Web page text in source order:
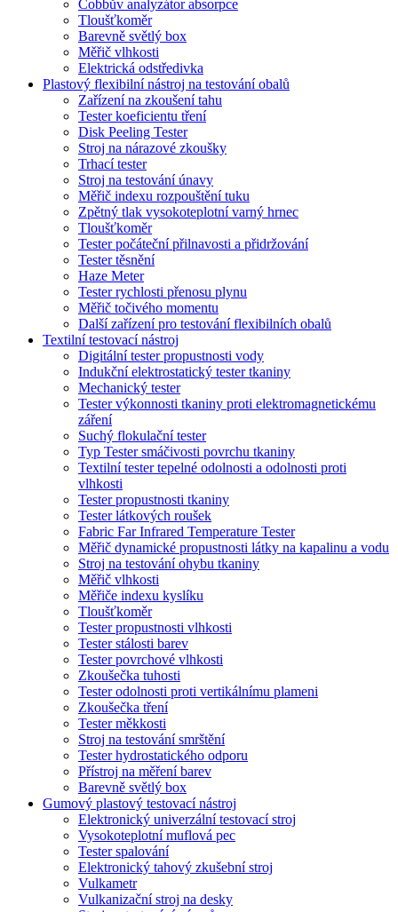
Cobbův analyzátor absorpce
Tloušťkoměr
Barevně světlý box
Měřič vlhkosti
Elektrická odstředivka
Plastový flexibilní nástroj na testování obalů
Zařízení na zkoušení tahu
Tester koeficientu tření
Disk Peeling Tester
Stroj na nárazové zkoušky
Trhací tester
Stroj na testování únavy
Měřič indexu rozpouštění tuku
Zpětný tlak vysokoteplotní varný hrnec
Tloušťkoměr
Tester počáteční přilnavosti a přidržování
Tester těsnění
Haze Meter
Tester rychlosti přenosu plynu
Měřič točivého momentu
Další zařízení pro testování flexibilních obalů
Textilní testovací nástroj
Digitální tester propustnosti vody
Indukční elektrostatický tester tkaniny
Mechanický tester
Tester výkonnosti tkaniny proti elektromagnetickému
záření
Suchý flokulační tester
Typ Tester smáčivosti povrchu tkaniny
Textilní tester tepelné odolnosti a odolnosti proti
vlhkosti
Tester propustnosti tkaniny
Tester látkových roušek
Fabric Far Infrared Temperature Tester
Měřič dynamické propustnosti látky na kapalinu a vodu
Stroj na testování ohybu tkaniny
Měřič vlhkosti
Měřiče indexu kyslíku
Tloušťkoměr
Tester propustnosti vlhkosti
Tester stálosti barev
Tester povrchové vlhkosti
Zkoušečka tuhosti
Tester odolnosti proti vertikálnímu plameni
Zkoušečka tření
Tester měkkosti
Stroj na testování smrštění
Tester hydrostatického odporu
Přístroj na měření barev
Barevně světlý box
Gumový plastový testovací nástroj
Elektronický univerzální testovací stroj
Vysokoteplotní muflová pec
Tester spalování
Elektronický tahový zkušební stroj
Vulkametr
Vulkanizační stroj na desky